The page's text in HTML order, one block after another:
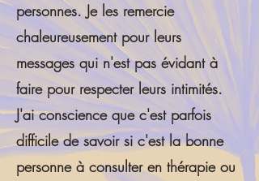
personnes. Je les remercie
chaleureusement pour leurs
messages qui n'est pas évidant à
faire pour respecter leurs intimités.
J'ai conscience que c'est parfois
difficile de savoir si c'est la bonne
personne à consulter en thérapie ou